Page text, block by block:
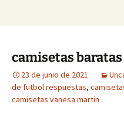
camisetas baratas
23 de junio de 2021
de futbol respuestas,
camisetas vanesa martin